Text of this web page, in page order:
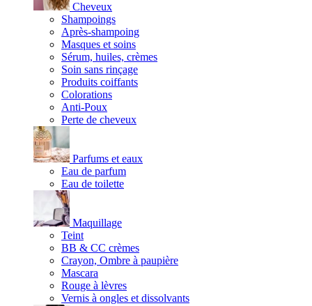
Cheveux
Shampoings
Après-shampoing
Masques et soins
Sérum, huiles, crèmes
Soin sans rinçage
Produits coiffants
Colorations
Anti-Poux
Perte de cheveux
Parfums et eaux
Eau de parfum
Eau de toilette
Maquillage
Teint
BB & CC crèmes
Crayon, Ombre à paupière
Mascara
Rouge à lèvres
Vernis à ongles et dissolvants